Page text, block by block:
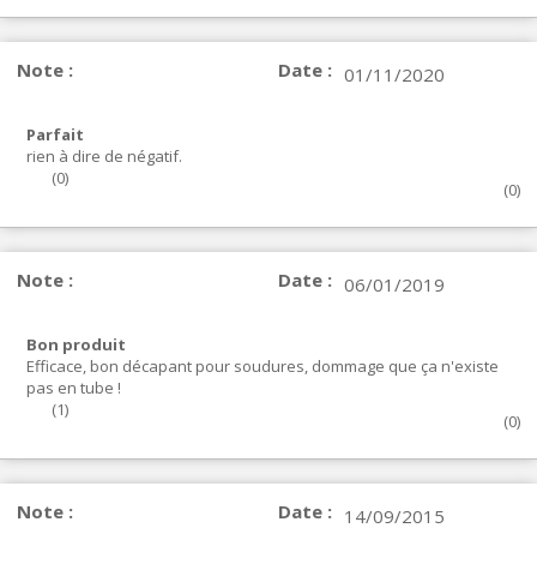
Note : Date : 01/11/2020
Parfait
rien à dire de négatif.
(0)
(0)
Note : Date : 06/01/2019
Bon produit
Efficace, bon décapant pour soudures, dommage que ça n'existe
pas en tube !
(1)
(0)
Note : Date : 14/09/2015